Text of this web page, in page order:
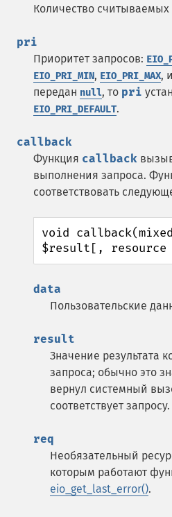
Количество считываемых
pri
Приоритет запросов:
EIO_PRI_MIN, EIO_PRI_MAX,
передан null, то pri
EIO_PRI_DEFAULT.
callback
Функция callback
выполнения запроса.
соответствовать
void
$result[, resource
data
Пользовательские
result
Значение результата
запроса; обычно это
вернул системный
соответствует запросу.
req
Необязательный
которым работают
eio_get_last_error().